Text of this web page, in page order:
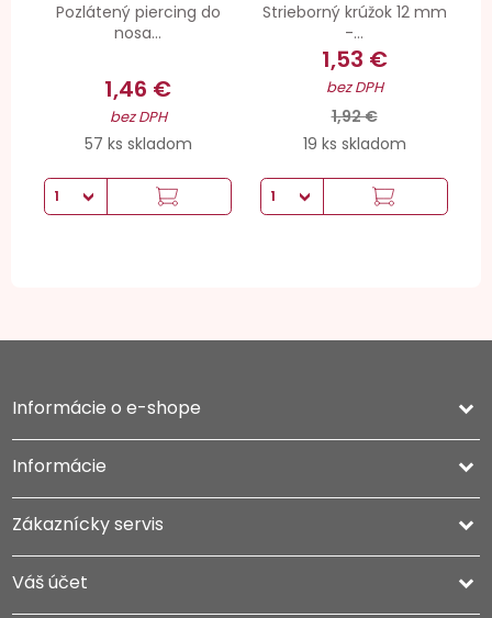
Pozlátený piercing do
nosa...
1,46 €
bez DPH
57 ks skladom
Strieborný krúžok 12 mm
-...
1,53 €
bez DPH
1,92 €
19 ks skladom
Informácie o e-shope keyboard_arrow_down
Informácie 
Zákaznícky servis 
Váš účet 